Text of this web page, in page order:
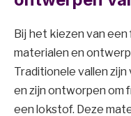
Bij het kiezen van
materialen en
Traditionele vallen
en zijn ontworpen
een lokstof. Deze